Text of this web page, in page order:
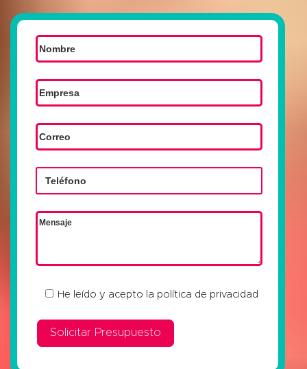
He leído y acepto la política de privacidad